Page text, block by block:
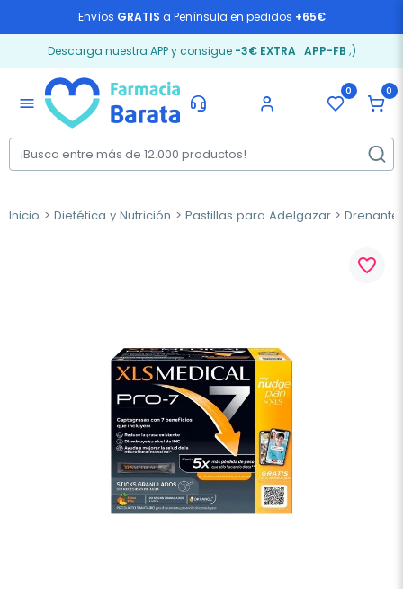
Envíos GRATIS a Península en pedidos +65€
Descarga nuestra APP y consigue -3€ EXTRA: APP-FB ;)
menu
0 0
Inicio Dietética y Nutrición Pastillas para Adelgazar
favorite_border